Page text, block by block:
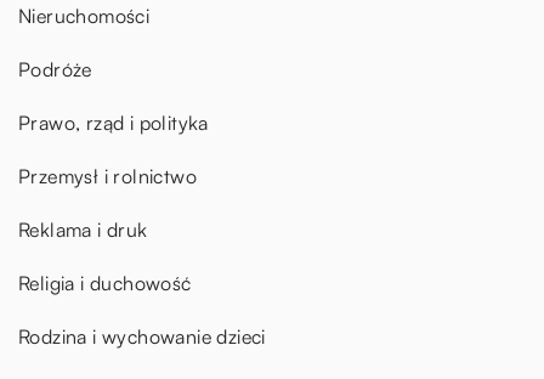
Nieruchomości
Podróże
Prawo, rząd i polityka
Przemysł i rolnictwo
Reklama i druk
Religia i duchowość
Rodzina i wychowanie dzieci